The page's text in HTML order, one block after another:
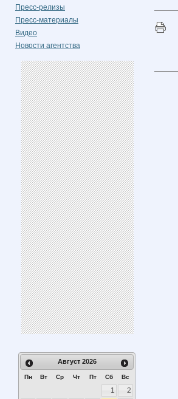
Пресс-релизы
Пресс-материалы
Видео
Новости агентства
Август 2026
Пн Вт Ср Чт Пт Сб Вс
1
2